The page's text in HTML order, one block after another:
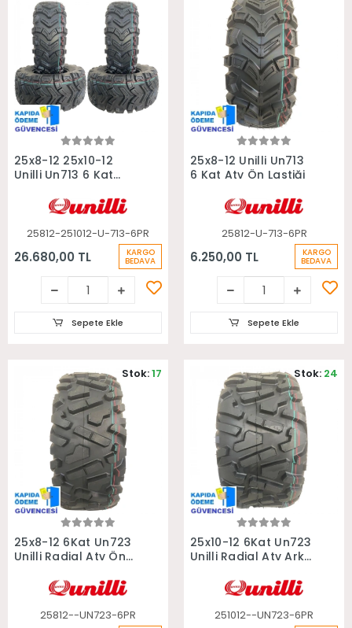
Sepete Ekle
25x8-12 25x10-12
Unilli Un713 6 Kat
25812-251012-U-713-6PR
26.680,00 TL KARGO
BEDAVA
Sepete Ekle
Sepete Ekle
25x8-12 Unilli Un713
6 Kat Atv Ön Lastiği
25812-U-713-6PR
6.250,00 TL KARGO
BEDAVA
Sepete Ekle
Sepete Ekle
25x8-12 6Kat Un723
Unilli Radial Atv Ön
25812--UN723-6PR
Stok:17
Sepete Ekle
25x10-12 6Kat Un723
Unilli Radial Atv Arka
251012--UN723-6PR
Stok: 24